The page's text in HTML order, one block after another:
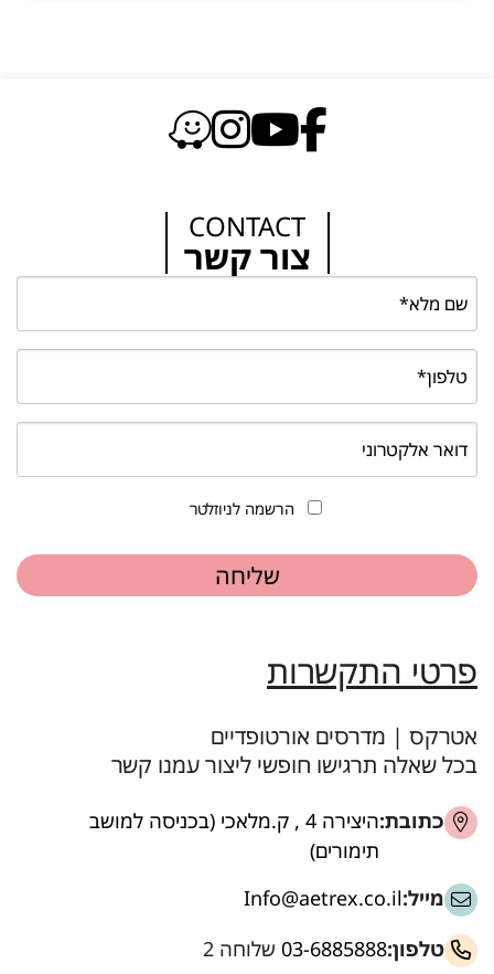
CONTACT
צור קשר
הרשמה לניוזלטר
פרטי התקשרות
אטרקס | מדרסים אורטופדיים
בכל שאלה תרגישו חופשי ליצור עמנו קשר
כתובת:
היצירה 4 , ק.מלאכי (בכניסה למושב
תימורים)
מייל:Info@aetrex.co.il
טלפון:03-6885888 שלוחה 2